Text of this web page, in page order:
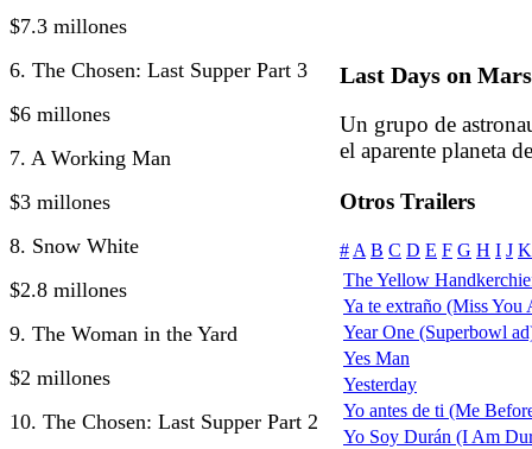
$7.3 millones
6. The Chosen: Last Supper Part 3
$6 millones
7. A Working Man
$3 millones
8. Snow White
$2.8 millones
9. The Woman in the Yard
$2 millones
10. The Chosen: Last Supper Part 2
Last Days on Mars
Un grupo de
el aparente planeta
Otros Trailers
# A B C D E F G H I J K
The Yellow
Ya te extraño (Miss You
Year One (Superbowl
Yes Man
Yesterday
Yo antes de ti (Me
Yo Soy Durán (I Am